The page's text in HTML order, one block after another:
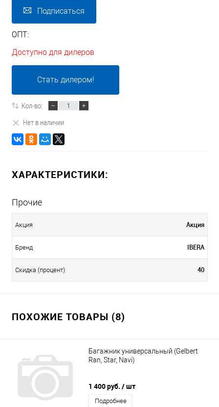
Подписаться
ОПТ:
Доступно для дилеров
Стать дилером!
Кол-во:
Нет в наличии
ХАРАКТЕРИСТИКИ:
Прочие
Акция Акция
Бренд IBERA
Скидка (процент) 40
ПОХОЖИЕ ТОВАРЫ (8)
Багажник универсальный (Gelbert
Ran, Star, Navi)
1 400 руб. / шт
Подробнее